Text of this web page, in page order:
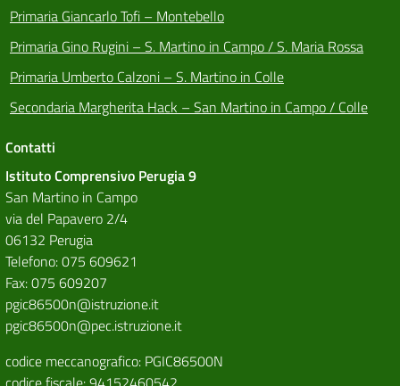
Primaria Giancarlo Tofi – Montebello
Primaria Gino Rugini – S. Martino in Campo / S. Maria Rossa
Primaria Umberto Calzoni – S. Martino in Colle
Secondaria Margherita Hack – San Martino in Campo / Colle
Contatti
Istituto Comprensivo Perugia 9
San Martino in Campo
via del Papavero 2/4
06132 Perugia
Telefono: 075 609621
Fax: 075 609207
pgic86500n@istruzione.it
pgic86500n@pec.istruzione.it
codice meccanografico: PGIC86500N